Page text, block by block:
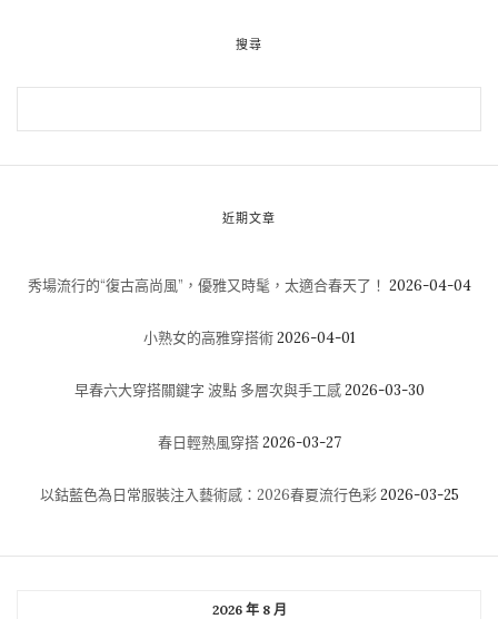
搜尋
近期文章
秀場流行的“復古高尚風”，優雅又時髦，太適合春天了！ 2026-04-04
小熟女的高雅穿搭術 2026-04-01
早春六大穿搭關鍵字 波點 多層次與手工感 2026-03-30
春日輕熟風穿搭 2026-03-27
以鈷藍色為日常服裝注入藝術感：2026春夏流行色彩 2026-03-25
2026 年 8 月